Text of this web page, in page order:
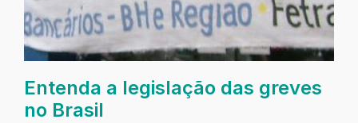
Entenda a legislação das greves
no Brasil